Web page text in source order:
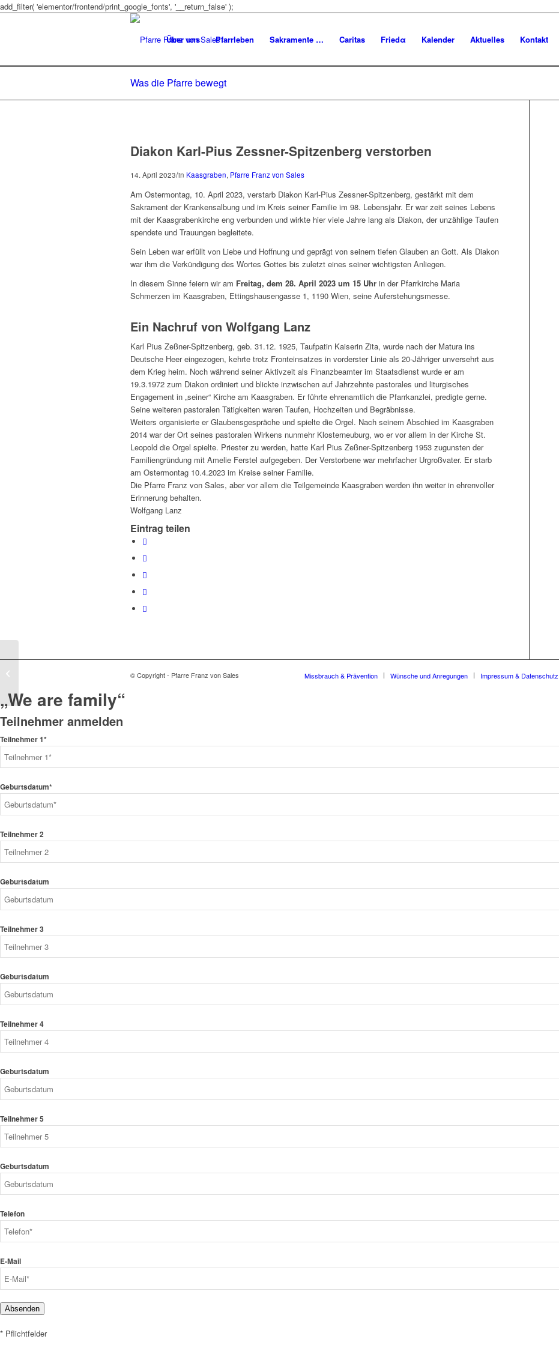
add_filter( 'elementor/frontend/print_google_fonts', '__return_false' );
Über uns Pfarrleben Sakramente … Caritas Friedα Kalender Aktuelles Kontakt
Was die Pfarre bewegt
Diakon Karl-Pius Zessner-Spitzenberg verstorben
14. April 2023/in Kaasgraben, Pfarre Franz von Sales
Am Ostermontag, 10. April 2023, verstarb Diakon Karl-Pius Zessner-Spitzenberg, gestärkt mit dem
Sakrament der Krankensalbung und im Kreis seiner Familie im 98. Lebensjahr. Er war zeit seines Lebens
mit der Kaasgrabenkirche eng verbunden und wirkte hier viele Jahre lang als Diakon, der unzählige Taufen
spendete und Trauungen begleitete.
Sein Leben war erfüllt von Liebe und Hoffnung und geprägt von seinem tiefen Glauben an Gott. Als Diakon
war ihm die Verkündigung des Wortes Gottes bis zuletzt eines seiner wichtigsten Anliegen.
In diesem Sinne feiern wir am Freitag, dem 28. April 2023 um 15 Uhr in der Pfarrkirche Maria
Schmerzen im Kaasgraben, Ettingshausengasse 1, 1190 Wien, seine Auferstehungsmesse.
Ein Nachruf von Wolfgang Lanz
Karl Pius Zeßner-Spitzenberg, geb. 31.12. 1925, Taufpatin Kaiserin Zita, wurde nach der Matura ins
Deutsche Heer eingezogen, kehrte trotz Fronteinsatzes in vorderster Linie als 20-Jähriger unversehrt aus
dem Krieg heim. Noch während seiner Aktivzeit als Finanzbeamter im Staatsdienst wurde er am
19.3.1972 zum Diakon ordiniert und blickte inzwischen auf Jahrzehnte pastorales und liturgisches
Engagement in „seiner“ Kirche am Kaasgraben. Er führte ehrenamtlich die Pfarrkanzlei, predigte gerne.
Seine weiteren pastoralen Tätigkeiten waren Taufen, Hochzeiten und Begräbnisse.
Weiters organisierte er Glaubensgespräche und spielte die Orgel. Nach seinem Abschied im Kaasgraben
2014 war der Ort seines pastoralen Wirkens nunmehr Klosterneuburg, wo er vor allem in der Kirche St.
Leopold die Orgel spielte. Priester zu werden, hatte Karl Pius Zeßner-Spitzenberg 1953 zugunsten der
Familiengründung mit Amelie Ferstel aufgegeben. Der Verstorbene war mehrfacher Urgroßvater. Er starb
am Ostermontag 10.4.2023 im Kreise seiner Familie.
Die Pfarre Franz von Sales, aber vor allem die Teilgemeinde Kaasgraben werden ihn weiter in ehrenvoller
Erinnerung behalten.
Wolfgang Lanz
Eintrag teilen
© Copyright - Pfarre Franz von Sales Missbrauch & Prävention Wünsche und Anregungen Impressum & Datenschutz
„We are family“
Teilnehmer anmelden
Teilnehmer 1*
Geburtsdatum*
Teilnehmer 2
Geburtsdatum
Teilnehmer 3
Geburtsdatum
Teilnehmer 4
Geburtsdatum
Teilnehmer 5
Geburtsdatum
Telefon
E-Mail
Absenden
* Pflichtfelder